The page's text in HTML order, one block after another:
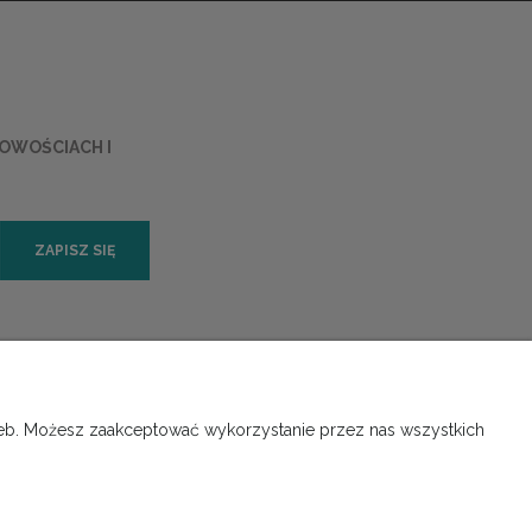
I
ZAPISZ SIĘ
Możesz zaakceptować wykorzystanie przez nas wszystkich